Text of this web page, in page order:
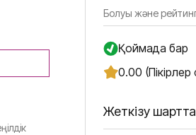
Болуы және
Қоймада бар
0.00
Жеткізу